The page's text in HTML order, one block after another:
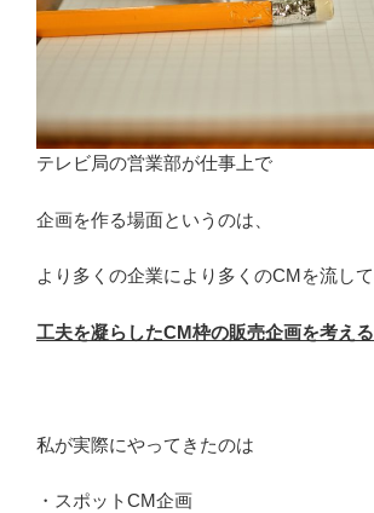
テレビ局の営業部が仕事上で
企画を作る場面というのは、
より多くの企業により多くのCMを流し
工夫を凝らしたCM枠の販売企画を考え
私が実際にやってきたのは
・スポットCM企画